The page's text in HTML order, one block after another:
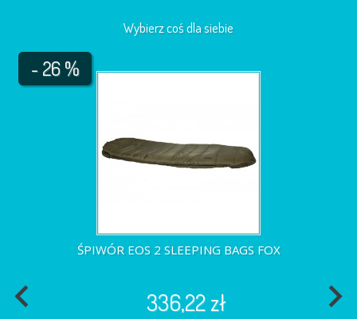
Wybierz coś dla siebie
ŚPIWÓR EOS 2 SLEEPING BAGS FOX
336,22 zł
- 26 %
navigate_before navigate_next